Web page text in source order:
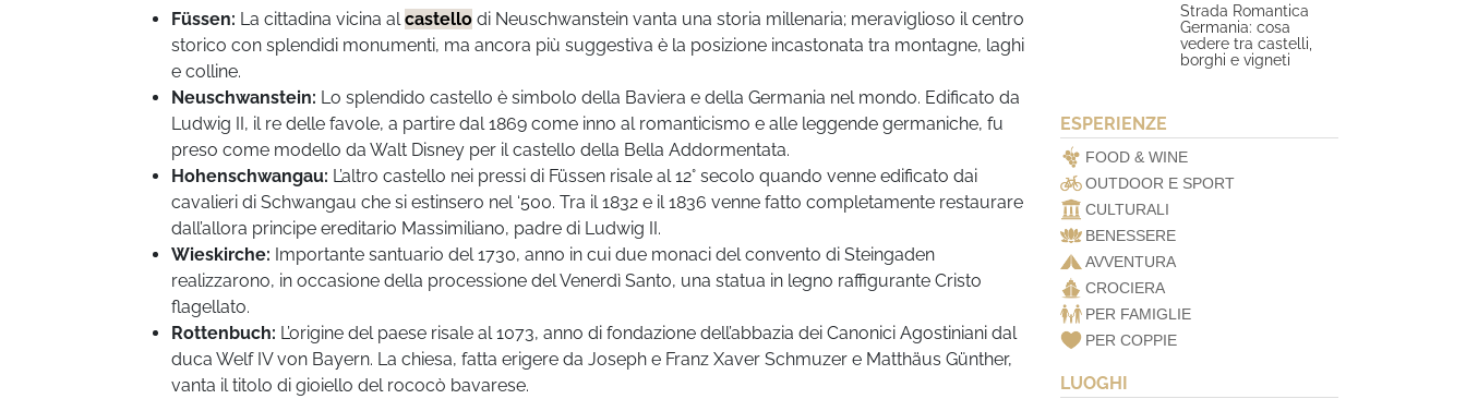
Füssen: La cittadina vicina al castello di Neuschwanstein vanta una storia millenaria; meraviglioso il centro
storico con splendidi monumenti, ma ancora più suggestiva è la posizione incastonata tra montagne, laghi
e colline.
Neuschwanstein: Lo splendido castello è simbolo della Baviera e della Germania nel mondo. Edificato da
Ludwig II, il re delle favole, a partire dal 1869 come inno al romanticismo e alle leggende germaniche, fu
preso come modello da Walt Disney per il castello della Bella Addormentata.
Hohenschwangau: L’altro castello nei pressi di Füssen risale al 12° secolo quando venne edificato dai
cavalieri di Schwangau che si estinsero nel ‘500. Tra il 1832 e il 1836 venne fatto completamente restaurare
dall’allora principe ereditario Massimiliano, padre di Ludwig II.
Wieskirche: Importante santuario del 1730, anno in cui due monaci del convento di Steingaden
realizzarono, in occasione della processione del Venerdì Santo, una statua in legno raffigurante Cristo
flagellato.
Rottenbuch: L’origine del paese risale al 1073, anno di fondazione dell’abbazia dei Canonici Agostiniani dal
duca Welf IV von Bayern. La chiesa, fatta erigere da Joseph e Franz Xaver Schmuzer e Matthäus Günther,
vanta il titolo di gioiello del rococò bavarese.
Strada Romantica
Germania: cosa
vedere tra castelli,
borghi e vigneti
ESPERIENZE
FOOD & WINE
OUTDOOR E SPORT
CULTURALI
BENESSERE
AVVENTURA
CROCIERA
PER FAMIGLIE
PER COPPIE
LUOGHI